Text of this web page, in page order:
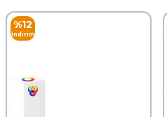
%12
İndirim